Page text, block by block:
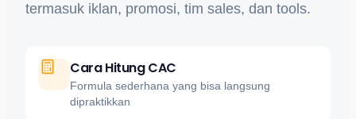
termasuk iklan, promosi, tim sales, dan tools.
Cara Hitung CAC
Formula sederhana yang bisa langsung
dipraktikkan